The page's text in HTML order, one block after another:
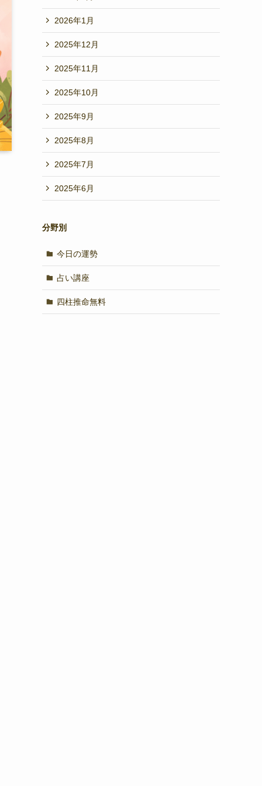
2026年1月
2025年12月
2025年11月
2025年10月
2025年9月
2025年8月
2025年7月
2025年6月
分野別
今日の運勢
占い講座
四柱推命無料